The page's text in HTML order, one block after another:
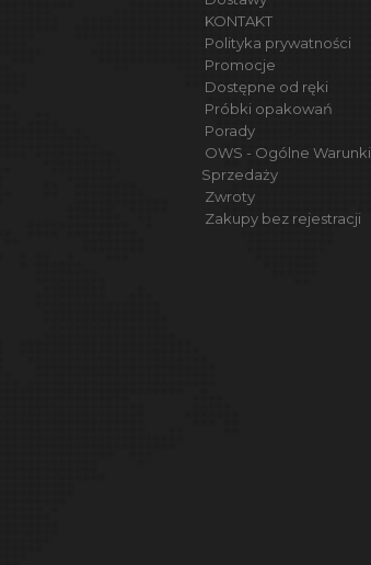
KONTAKT
Polityka prywatności
Promocje
Dostępne od ręki
Próbki opakowań
Porady
OWS - Ogólne Warunki
Sprzedaży
Zwroty
Zakupy bez rejestracji